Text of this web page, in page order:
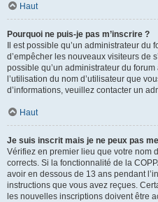
Haut
Pourquoi ne puis-je pas m’inscrire ?
Il est possible qu’un administrateur
d’empêcher les nouveaux visiteurs de
possible qu’un administrateur du
l’utilisation du nom d’utilisateur que
d’informations, veuillez contacter un
Haut
Je suis inscrit mais je ne peux pas
Vérifiez en premier lieu que votre nom
corrects. Si la fonctionnalité de la
avoir en dessous de 13 ans pendant
instructions que vous avez reçues.
les nouvelles inscriptions doivent être